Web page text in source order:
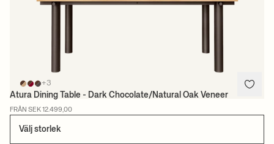
+3
Atura Dining Table - Dark Chocolate/Natural Oak Veneer
FRÅN SEK 12.499,00
Välj storlek